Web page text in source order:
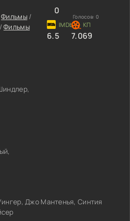
Фильмы/
/Фильмы
0
Голосов: 0
6.5 7.069
Джо Мантенья, Синтия